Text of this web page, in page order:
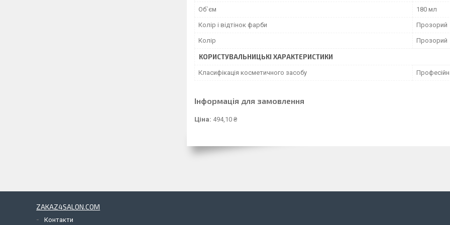
Об`єм 180 мл
Колір і відтінок фарби Прозорий
Колір Прозорий
КОРИСТУВАЛЬНИЦЬКІ ХАРАКТЕРИСТИКИ
Класифікація косметичного засобу
Інформація для замовлення
Ціна: 494,10 ₴
ZAKAZ4SALON.COM
Контакти